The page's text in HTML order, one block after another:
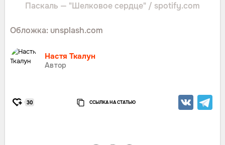
Паскаль — "Шелковое сердце" / spotify.com
Обложка: unsplash.com
Настя Ткалун
Автор
30 ССЫЛКА НА СТАТЬЮ